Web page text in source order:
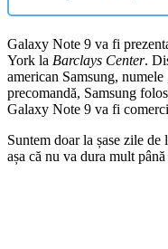
Galaxy Note 9 va fi
York la Barclays Center.
american Samsung,
precomandă, Samsung
Galaxy Note 9 va fi
Suntem doar la șase zile
așa că nu va dura mult